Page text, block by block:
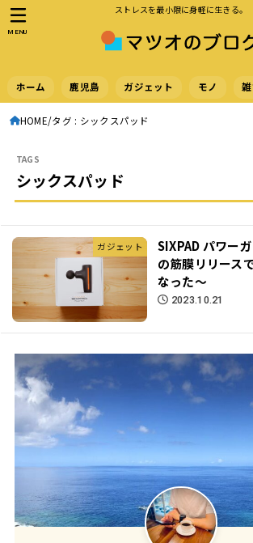
ストレスを最小限に身軽に生きる。
ホーム 鹿児島 ガジェット モノ
MENU
HOME タグ : シックスパッド
シックスパッド
ガジェット
SIXPAD パワー
の筋膜リリース
なった〜
2023.10.21